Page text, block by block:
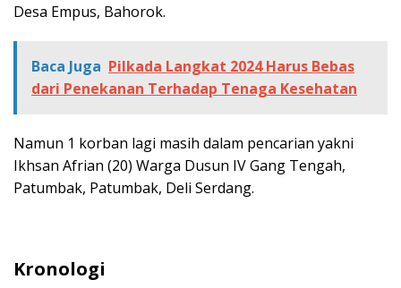
Desa Empus, Bahorok.
Baca Juga Pilkada Langkat 2024 Harus Bebas
dari Penekanan Terhadap Tenaga Kesehatan
Namun 1 korban lagi masih dalam pencarian yakni
Ikhsan Afrian (20) Warga Dusun IV Gang Tengah,
Patumbak, Patumbak, Deli Serdang.
Kronologi